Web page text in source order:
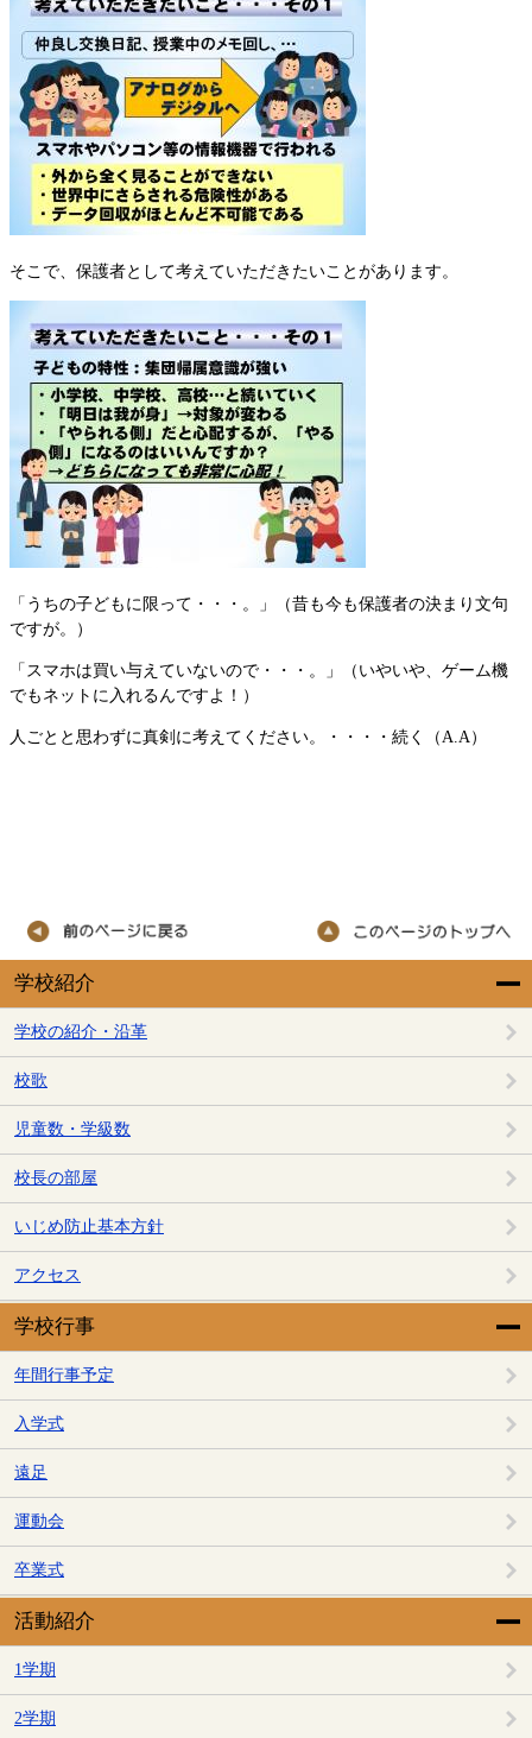
学校紹介
学校の紹介・沿革
校歌
児童数・学級数
校長の部屋
いじめ防止基本方針
アクセス
学校行事
年間行事予定
入学式
遠足
運動会
卒業式
活動紹介
1学期
2学期
そこで、保護者として考えていただきたいことがあります。
「うちの子どもに限って・・・。」（昔も今も保護者の決まり文句
ですが。）
「スマホは買い与えていないので・・・。」（いやいや、ゲーム機
でもネットに入れるんですよ！）
人ごとと思わずに真剣に考えてください。・・・・続く（A.A）